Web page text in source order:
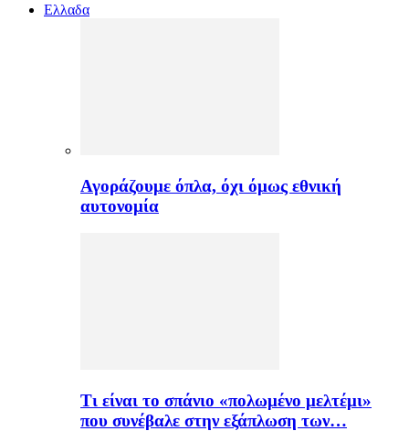
Ελλαδα
Αγοράζουμε όπλα, όχι όμως εθνική
αυτονομία
Τι είναι το σπάνιο «πολωμένο μελτέμι»
που συνέβαλε στην εξάπλωση των…